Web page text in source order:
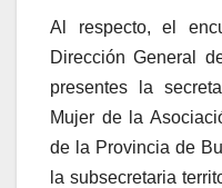
Al respecto, el
Dirección General
presentes la
Mujer de la
de la Provincia de
la subsecretaria